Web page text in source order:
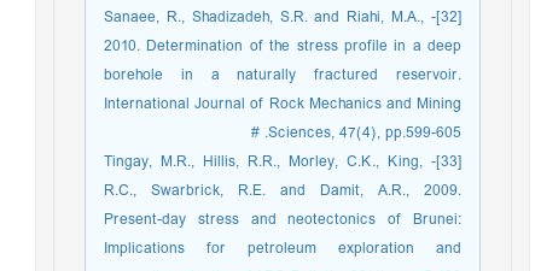
[32]- Sanaee, R., Shadizadeh, S.R. and Riahi, M.A.,
2010. Determination of the stress profile in a deep
borehole in a naturally fractured reservoir.
International Journal of Rock Mechanics and Mining
Sciences, 47(4), pp.599-605. #
[33]- Tingay, M.R., Hillis, R.R., Morley, C.K., King,
R.C., Swarbrick, R.E. and Damit, A.R., 2009.
Present-day stress and neotectonics of Brunei:
Implications for petroleum exploration and